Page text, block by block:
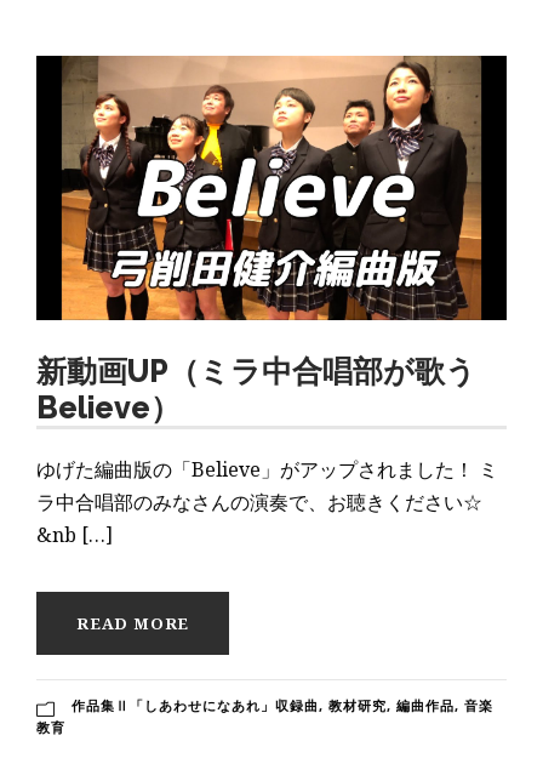
新動画UP（ミラ中合唱部が歌う
Believe）
ゆげた編曲版の「Believe」がアップされました！ ミ
ラ中合唱部のみなさんの演奏で、お聴きください☆
&nb […]
READ MORE
作品集Ⅱ「しあわせになあれ」収録曲, 教材研究, 編曲作品, 音楽
教育